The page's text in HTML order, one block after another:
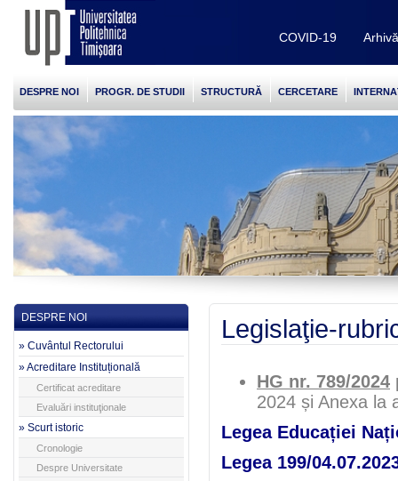
COVID-19
DESPRE NOI PROGR. DE STUDII STRUCTURĂ CERCETARE
DESPRE NOI
» Cuvântul Rectorului
» Acreditare Instituțională
Certificat acreditare
Evaluări instituţionale
» Scurt istoric
Cronologie
Despre Universitate
Legislaţie-
HG nr. 789/2024
2024 și Anexa la
Legea Educației
Legea 199/